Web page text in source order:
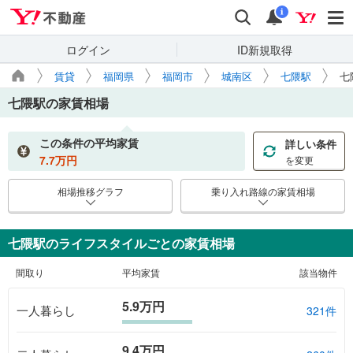
検索 通知
i
ログイン ID新規取得
賃貸 福岡県 福岡市 城南区 七隈駅 七
七隈駅の家賃相場
この条件の平均家賃
7.7万円
詳しい条件
を変更
相場推移グラフ 乗り入れ路線の家賃相場
七隈駅のライフスタイルごとの家賃相場
間取り 平均家賃 該当物件
一人暮らし 5.9万円 321件